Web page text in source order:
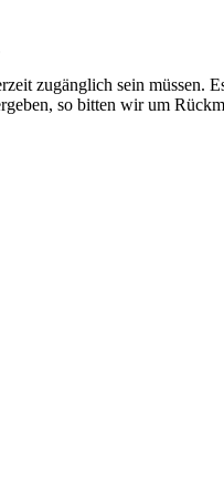
zugänglich sein müssen.
so bitten wir um